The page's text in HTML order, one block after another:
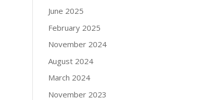
June 2025
February 2025
November 2024
August 2024
March 2024
November 2023